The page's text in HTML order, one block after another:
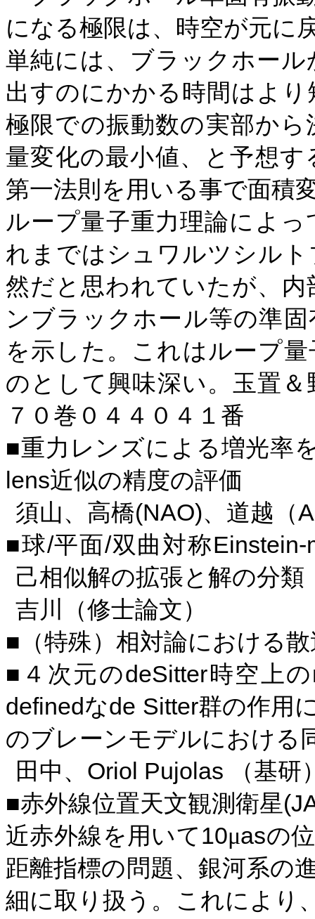
になる極限は、時空が元に
単純には、ブラックホー
出すのにかかる時間はよ
極限での振動数の実部か
量変化の最小値、と予想
第一法則を用いる事で面積
ループ量子重力理論によ
れまではシュワルツシル
然だと思われていたが、
ンブラックホール等の準
を示した。これはループ
のとして興味深い。玉置＆
７０巻０４４０４１番
■重力レンズによる増光率
lens近似の精度の評価
須山、高橋(NAO)、道越（
■球/平面/双曲対称Einstein-
己相似解の拡張と解の分類
吉川（修士論文）
■（特殊）相対論における
■４次元のdeSitter時空上の
definedなde Sitter群の作用
のブレーンモデルにおける
田中、 Oriol Pujolas
（基研
■赤外線位置天文観測衛星
近赤外線を用いて10μasの
距離指標の問題、銀河系の
細に取り扱う。これにより